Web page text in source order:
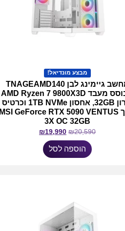
מבצע מונדיאל!
מחשב גיימינג לבן TNAGEAMD140
מבוסס מעבד AMD Ryzen 7 9800X3D
זכרון 32GB, אחסון 1TB NVMe וכרטיס
מסך MSI GeForce RTX 5090 VENTUS
3X OC 32GB
₪20,590
₪19,990
הוספה לסל